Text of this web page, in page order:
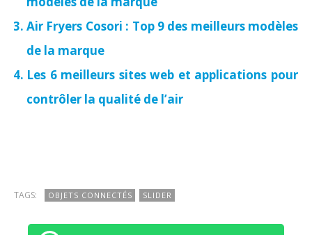
Air Fryers Cosori : Top 9 des meilleurs modèles
de la marque
Les 6 meilleurs sites web et applications pour
contrôler la qualité de l’air
TAGS: OBJETS CONNECTÉS SLIDER